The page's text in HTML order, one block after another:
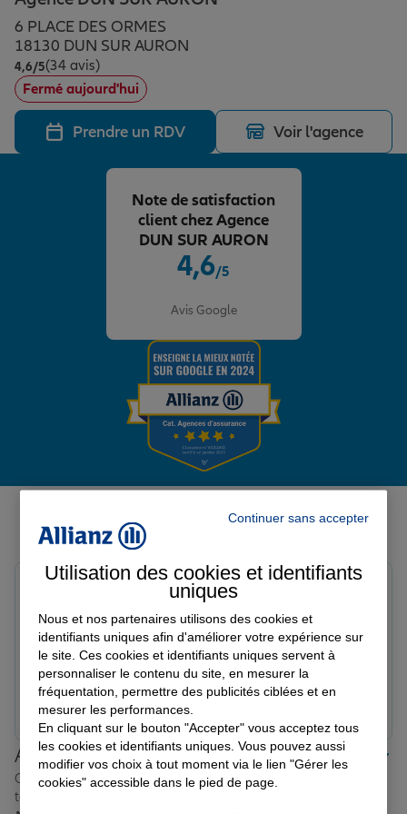
Assurance emprunteur
Prévoyance et dépendance
Assurance animal de compagnie
Protection de la famille
Protection juridique
Épargne & retraite
Plan épargne retraite
Assurance vie
Placements financiers
Investissements immobiliers
Transmission
Vos projets
Partir en vacances
Départ à la retraite
Préparer l’avenir
Conseil assurance
Assurance habitation
Le Pack Famille
Garantie des accidents de la vie
Assurance scolaire
Retraite
Tous nos devis d'assurance
Allianz en France
6 PLACE DES ORMES
18130 DUN SUR AURON
4,6/5Note de 4.6 sur 5
(34 avis)
Fermé aujourd'hui
Prendre un RDV Voir l'agence
4,6/5
Avis Google
Note de satisfaction
client chez Agence
DUN SUR AURON
Avis de l'agence Agence DUN
SUR AURON
Avis sur une période de 6 mois
Le 27/03/2026 - Agence DUN SUR AURON
Agence superbe très content de l'agent Romain pour
mes dossiers et il a été très patient et compétent. Merci
beaucoup pour l'accueil.
Prendre un RDV
Allianz proche de chez vous
Où que vous soyez en France, nos agences Allianz sont
toujours près de chez vous.
Continuer sans accepter
Utilisation des cookies et identifiants
uniques
Nous et nos partenaires utilisons des cookies et
identifiants uniques afin d'améliorer votre expérience sur
le site. Ces cookies et identifiants uniques servent à
personnaliser le contenu du site, en mesurer la
fréquentation, permettre des publicités ciblées et en
mesurer les performances.
En cliquant sur le bouton "Accepter" vous acceptez tous
les cookies et identifiants uniques. Vous pouvez aussi
modifier vos choix à tout moment via le lien "Gérer les
cookies" accessible dans le pied de page.